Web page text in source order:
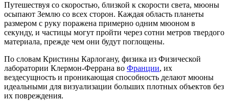
Путешествуя со скоростью, близкой к скорости света, мюоны
осыпают Землю со всех сторон. Каждая область планеты
размером с руку поражена примерно одним мюоном в
секунду, и частицы могут пройти через сотни метров твердого
материала, прежде чем они будут поглощены.
По словам Кристины Карлогану, физика из Физической
лаборатории Клермон-Феррана во Франции, их
вездесущность и проникающая способность делают мюоны
идеальными для визуализации больших плотных объектов без
их повреждения.